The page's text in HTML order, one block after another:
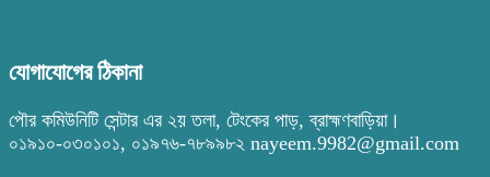
যোগাযোগের ঠিকানা
পৌর কমিউনিটি সেন্টার এর ২য় তলা, টেংকের পাড়, ব্রাহ্মণবাড়িয়া।
০১৯১০-০৩০১০১, ০১৯৭৬-৭৮৯৯৮২ nayeem.9982@gmail.com